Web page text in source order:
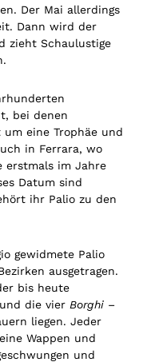
Der Mai allerdings
Dann wird der
zieht Schaulustige
bei denen
eine Trophäe und
in Ferrara, wo
erstmals im Jahre
Datum sind
ihr Palio zu den
gewidmete Palio
ausgetragen.
bis heute
die vier Borghi –
liegen. Jeder
Wappen und
und